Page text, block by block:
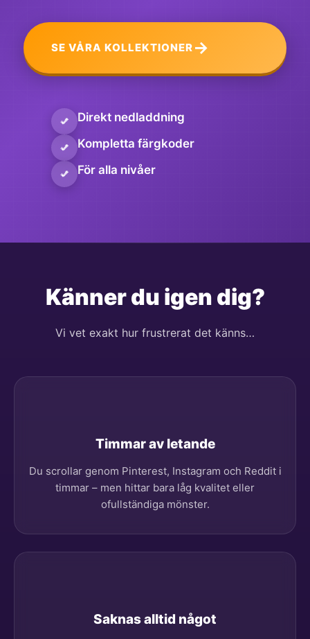
SE VÅRA KOLLEKTIONER →
Direkt nedladdning
Kompletta färgkoder
För alla nivåer
Känner du igen dig?
Vi vet exakt hur frustrerat det känns…
Timmar av letande
Du scrollar genom Pinterest, Instagram och Reddit i
timmar – men hittar bara låg kvalitet eller
ofullständiga mönster.
Saknas alltid något